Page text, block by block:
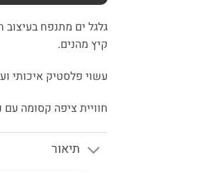
קיץ מהנים.
עשוי פלסטיק איכותי
חוויית ציפה קסומה
תיאור